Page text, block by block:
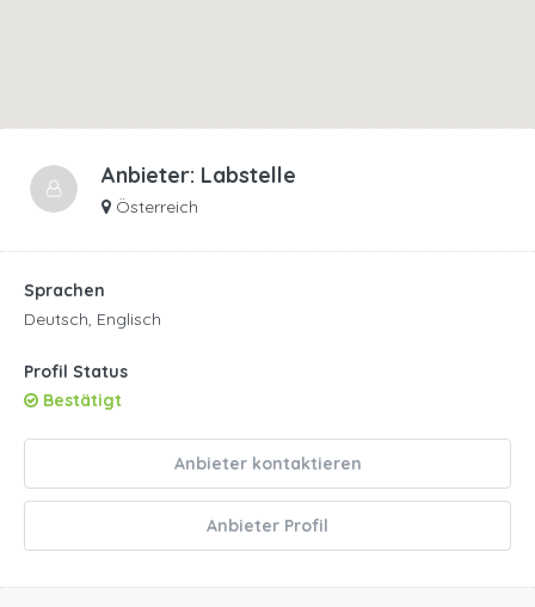
Anbieter: Labstelle
Österreich
Sprachen
Deutsch, Englisch
Profil Status
Bestätigt
Anbieter kontaktieren
Anbieter Profil